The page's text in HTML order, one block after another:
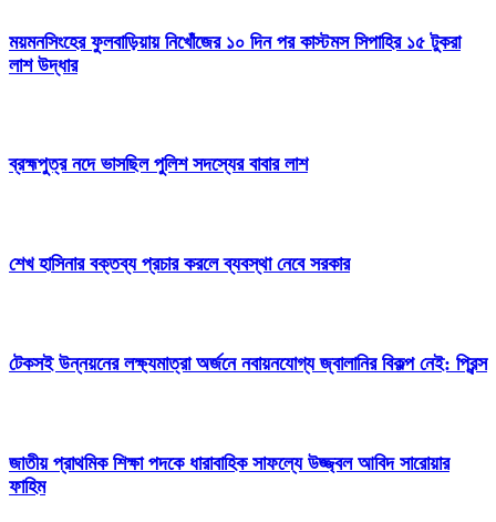
ময়মনসিংহের ফুলবাড়িয়ায় নিখোঁজের ১০ দিন পর কাস্টমস সিপাহির ১৫ টুকরা
লাশ উদ্ধার
ব্রহ্মপুত্র নদে ভাসছিল পুলিশ সদস্যের বাবার লাশ
শেখ হাসিনার বক্তব্য প্রচার করলে ব্যবস্থা নেবে সরকার
টেকসই উন্নয়নের লক্ষ্যমাত্রা অর্জনে নবায়নযোগ্য জ্বালানির বিকল্প নেই: প্রিন্স
জাতীয় প্রাথমিক শিক্ষা পদকে ধারাবাহিক সাফল্যে উজ্জ্বল আবিদ সারোয়ার
ফাহিম